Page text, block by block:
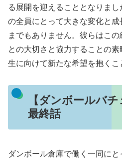
る展開を迎えることとなりま
の全員にとって大きな変化と成
までもありません。彼らはこ
との大切さと協力することの
生に向けて新たな希望を抱くこ
【ダンボールバ
最終話
ダンボール倉庫で働く一同に